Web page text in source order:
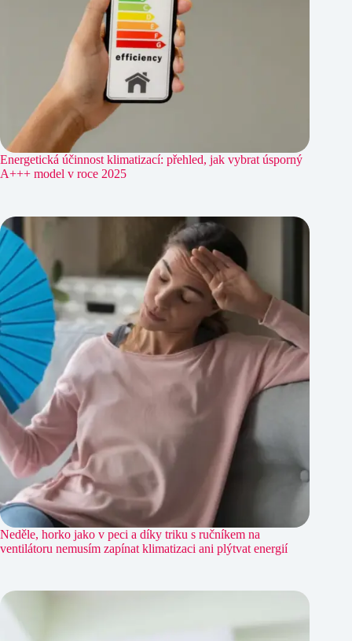
Energetická účinnost klimatizací: přehled, jak vybrat úsporný
A+++ model v roce 2025
Neděle, horko jako v peci a díky triku s ručníkem na
ventilátoru nemusím zapínat klimatizaci ani plýtvat energií